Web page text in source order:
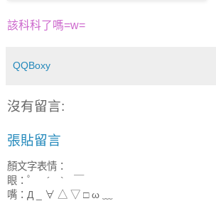
該科科了嗎=w=
QQBoxy
沒有留言:
張貼留言
顏文字表情：
眼：゜ ´ ` ￣
嘴：Д _ ∀ △ ▽ □ ω ﹏